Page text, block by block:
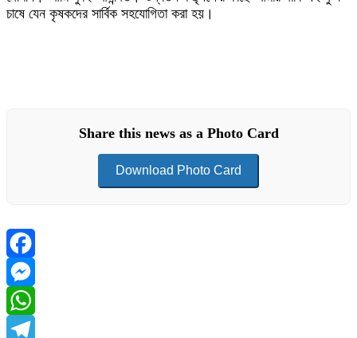
চাষে যেন কৃষকদের সার্বিক সহযোগিতা করা হয়।
Share this news as a Photo Card
Download Photo Card
Facebook
Messenger
WhatsApp